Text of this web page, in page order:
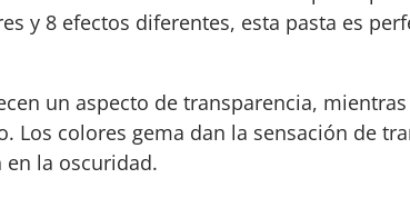
y 8 efectos diferentes, esta pasta es
un aspecto de transparencia,
Los colores gema dan la sensación de
la oscuridad.